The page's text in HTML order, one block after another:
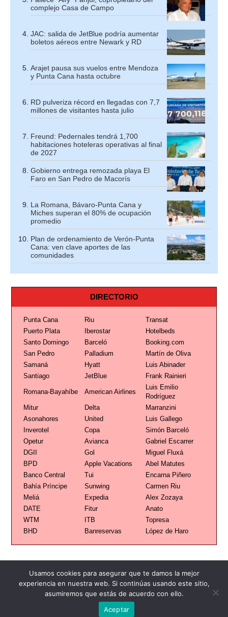
complejo Casa de Campo
JAC: salida de JetBlue podría aumentar
boletos aéreos entre Newark y RD
Arajet pausa sus vuelos entre Mendoza
y Punta Cana hasta octubre
RD pulveriza récord en llegadas con 7,7
millones de visitantes hasta julio
Freund: Pedernales tendrá 1,700
habitaciones hoteleras operativas al final
de 2027
Gobierno entrega remozada playa El
Faro en San Pedro de Macorís
La Romana, Bávaro-Punta Cana y
Miches superan el 80% de ocupación
promedio
Plan de ordenamiento de Verón-Punta
Cana: ven clave aportes de las
comunidades
DIRECTORIO
Punta Cana Riu
Transat
Puerto Plata
Iberostar
Hotelbeds
Santo Domingo
Barceló
Booking.com
San Pedro
Palladium
Martín de Oliva
Samaná
Hyatt
Luis Abinader
Santiago
JetBlue Frank Rainieri
Romana-Bayahíbe American Airlines
Luis Emilio
Rodríguez
Mitur
Delta
Marranzini
Asonahores
United
Luis Gallego
Inverotel
Copa
Simón Barceló
Opetur
Avianca
Gabriel Escarrer
DGII
Gol
Miguel Fluxá
BPD
Apple Vacations
Abel Matutes
Banco Central
Tui
Encarna Piñero
Bahía Príncipe
Sunwing
Carmen Riu
Meliá
Expedia
Alex Zozaya
DATE
Fitur
Anato
WTM
ITB
Topresa
BHD
Banreservas López de Haro
Usamos cookies para asegurar que te damos la mejor
experiencia en nuestra web. Si continúas usando este sitio,
asumiremos que estás de acuerdo con ello.
Aceptar
Publicidad Redacción Contacto
Todos los derechos reservados